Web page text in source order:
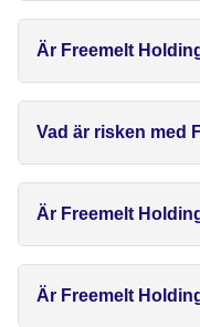
Är Freemelt
Vad är risken med
Är Freemelt
Är Freemelt